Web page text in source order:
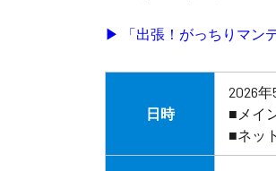
▶ 「出張！がっちりマン
日時
2026年
■メイ
■ネッ